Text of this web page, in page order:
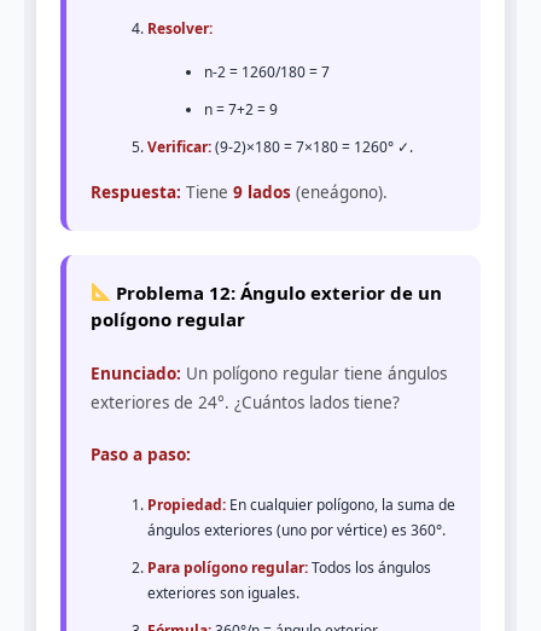
Resolver:
n-2 = 1260/180 = 7
n = 7+2 = 9
Verificar:(9-2)×180 = 7×180 = 1260° ✓.
Respuesta: Tiene 9 lados (eneágono).
Problema 12: Ángulo exterior de un
polígono regular
Enunciado: Un polígono regular tiene ángulos
exteriores de 24°. ¿Cuántos lados tiene?
Paso a paso:
Propiedad: En cualquier polígono, la suma de
ángulos exteriores (uno por vértice) es 360°.
Para polígono regular:Todos los ángulos
exteriores son iguales.